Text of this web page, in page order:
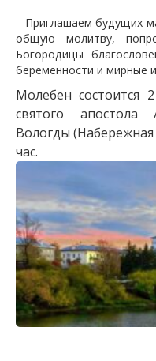
Приглашаем будущих
общую молитву,
Богородицы
беременности и мирные
Молебен состоится
святого апостола
Вологды
час.